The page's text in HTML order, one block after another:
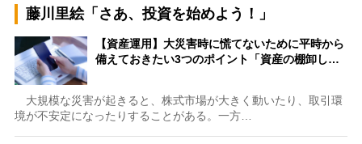
藤川里絵「さあ、投資を始めよう！」
【資産運用】大災害時に慌てないために平時から
備えておきたい3つのポイント「資産の棚卸し…
大規模な災害が起きると、株式市場が大きく動いたり、取引環
境が不安定になったりすることがある。一方…